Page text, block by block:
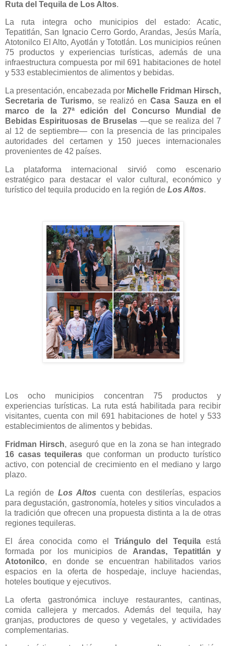
Ruta del Tequila de Los Altos.
La ruta integra ocho municipios del estado: Acatic,
Tepatitlán, San Ignacio Cerro Gordo, Arandas, Jesús María,
Atotonilco El Alto, Ayotlán y Tototlán. Los municipios reúnen
75 productos y experiencias turísticas, además de una
infraestructura compuesta por mil 691 habitaciones de hotel
y 533 establecimientos de alimentos y bebidas.
La presentación, encabezada por Michelle Fridman Hirsch,
Secretaria de Turismo, se realizó en Casa Sauza en el
marco de la 27ª edición del Concurso Mundial de
Bebidas Espirituosas de Bruselas —que se realiza del 7
al 12 de septiembre— con la presencia de las principales
autoridades del certamen y 150 jueces internacionales
provenientes de 42 países.
La plataforma internacional sirvió como escenario
estratégico para destacar el valor cultural, económico y
turístico del tequila producido en la región de Los Altos.
Los ocho municipios concentran 75 productos y
experiencias turísticas. La ruta está habilitada para recibir
visitantes, cuenta con mil 691 habitaciones de hotel y 533
establecimientos de alimentos y bebidas.
Fridman Hirsch, aseguró que en la zona se han integrado
16 casas tequileras que conforman un producto turístico
activo, con potencial de crecimiento en el mediano y largo
plazo.
La región de Los Altos cuenta con destilerías, espacios
para degustación, gastronomía, hoteles y sitios vinculados a
la tradición que ofrecen una propuesta distinta a la de otras
regiones tequileras.
El área conocida como el Triángulo del Tequilaestá
formada por los municipios de Arandas, Tepatitlán y
Atotonilco, en donde se encuentran habilitados varios
espacios en la oferta de hospedaje, incluye haciendas,
hoteles boutique y ejecutivos.
La oferta gastronómica incluye restaurantes, cantinas,
comida callejera y mercados. Además del tequila, hay
granjas, productores de queso y vegetales, y actividades
complementarias.